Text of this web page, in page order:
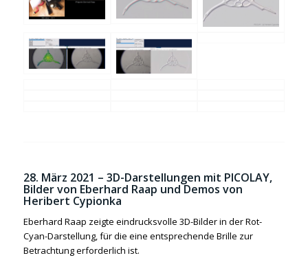
28. März 2021 – 3D-Darstellungen mit PICOLAY,
Bilder von Eberhard Raap und Demos von
Heribert Cypionka
Eberhard Raap zeigte eindrucksvolle 3D-Bilder in der Rot-
Cyan-Darstellung, für die eine entsprechende Brille zur
Betrachtung erforderlich ist.